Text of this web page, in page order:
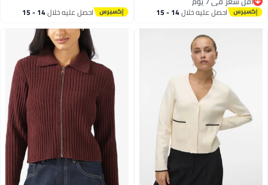
أقل سعر في 7 يوماحصل عليه خلال 14 - 15 احصل عليه خلال 14 - 15